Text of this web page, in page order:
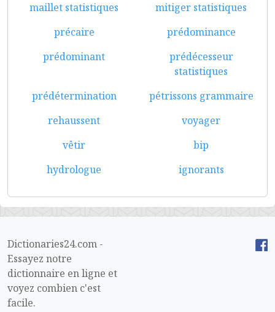
maillet statistiques
mitiger statistiques
précaire
prédominance
prédominant
prédécesseur
statistiques
prédétermination
pétrissons grammaire
rehaussent
voyager
vêtir
bip
hydrologue
ignorants
Dictionaries24.com -
Essayez notre
dictionnaire en ligne et
voyez combien c'est
facile.